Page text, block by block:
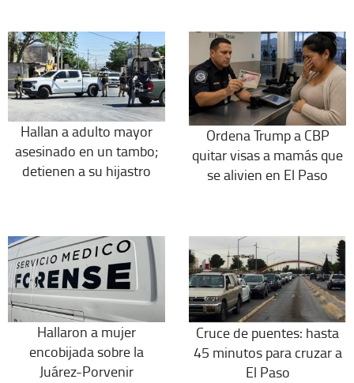
Hallan a adulto mayor
asesinado en un tambo;
detienen a su hijastro
Ordena Trump a CBP
quitar visas a mamás que
se alivien en El Paso
Hallaron a mujer
encobijada sobre la
Juárez-Porvenir
Cruce de puentes: hasta
45 minutos para cruzar a
El Paso